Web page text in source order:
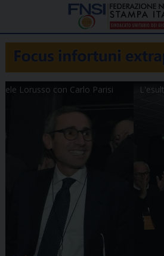
L'esultanza del presidente Giulietti